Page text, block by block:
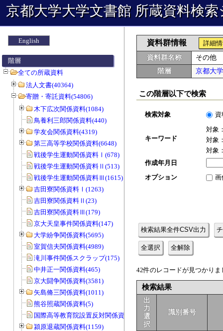
京都大学大学文書館 所蔵資料検
English
階層
全ての所蔵資料
法人文書(40364)
寄贈・寄託資料(54806)
木下広次関係資料(1084)
鳥養利三郎関係資料(440)
学友会関係資料(4319)
第三高等学校関係資料(6648)
戦後学生運動関係資料Ⅰ(678)
戦後学生運動関係資料Ⅱ(513)
戦後学生運動関係資料Ⅲ(1615)
吉田寮関係資料Ⅰ(1263)
吉田寮関係資料Ⅱ(23)
吉田寮関係資料Ⅲ(179)
京大天皇事件関係資料(147)
大学紛争関係資料(5695)
室賀信夫関係資料(4989)
滝川事件関係スクラップ(175)
中井正一関係資料(465)
京大闘争関係資料(3581)
矢島脩三関係資料(1011)
熊谷照蔵関係資料(5)
国際高等教育院設置反対関係資料(20)
潁原退蔵関係資料(1159)
資料群情報
詳細
資料群名称
その他
階層
京都大
この階層以下で検索
検索対象 資
キーワード
対象
対象
対象
作成年月日
オプション
画
検索結果全件CSV出力
全選択 全解除
42件のレコードが見つかり
検索結果
出
力
選
択
識別番号